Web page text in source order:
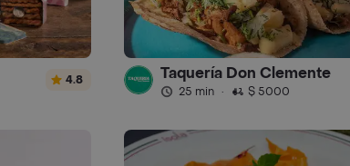
4.8 Taquería Don Clemente
25 min · $ 5000